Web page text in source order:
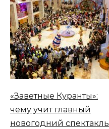
«Заветные Куранты»:
чему учит главный
новогодний спектакль